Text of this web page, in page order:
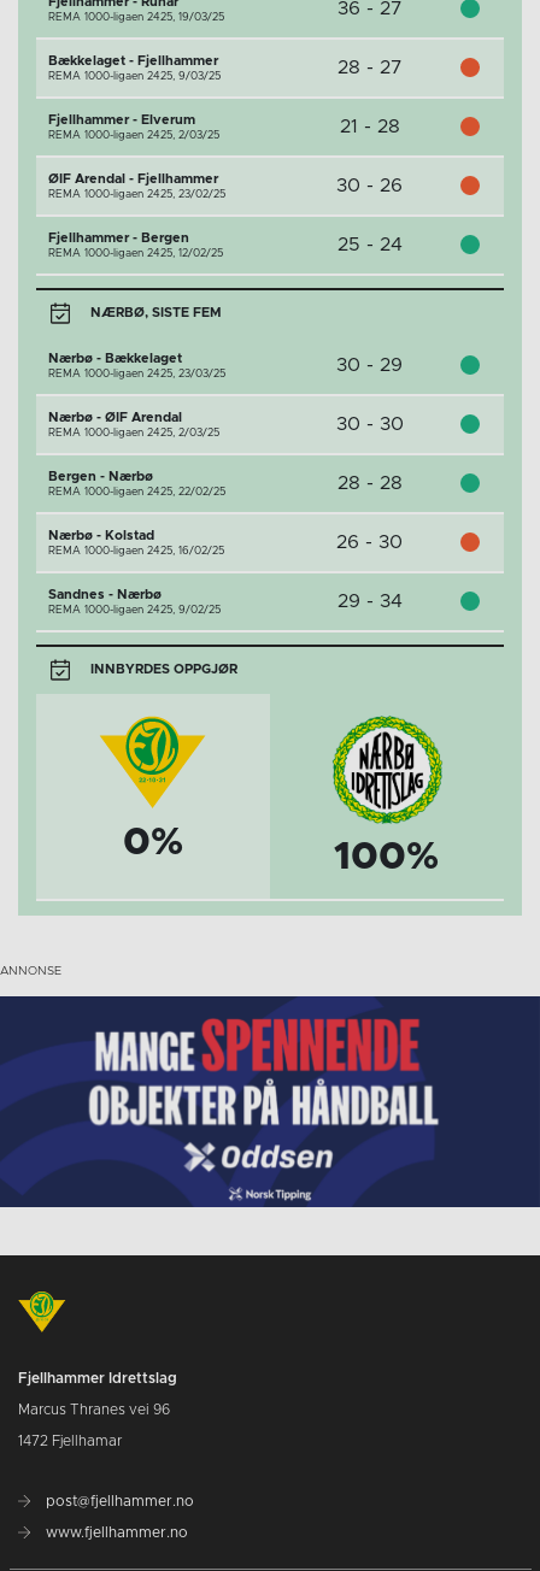
REMA 1000-ligaen 2425, 19/03/25 36 - 27
Bækkelaget - Fjellhammer
REMA 1000-ligaen 2425, 9/03/25 28 - 27
Fjellhammer - Elverum
REMA 1000-ligaen 2425, 2/03/25 21 - 28
ØIF Arendal - Fjellhammer
REMA 1000-ligaen 2425, 23/02/25 30 - 26
Fjellhammer - Bergen
REMA 1000-ligaen 2425, 12/02/25 25 - 24
NÆRBØ, SISTE FEM
Nærbø - Bækkelaget
REMA 1000-ligaen 2425, 23/03/25 30 - 29
Nærbø - ØIF Arendal
REMA 1000-ligaen 2425, 2/03/25 30 - 30
Bergen - Nærbø
REMA 1000-ligaen 2425, 22/02/25 28 - 28
Nærbø - Kolstad
REMA 1000-ligaen 2425, 16/02/25 26 - 30
Sandnes - Nærbø
REMA 1000-ligaen 2425, 9/02/25 29 - 34
INNBYRDES OPPGJØR
0% 100%
Fjellhammer Idrettslag
Marcus Thranes vei 96
1472 Fjellhamar
post@fjellhammer.no
www.fjellhammer.no